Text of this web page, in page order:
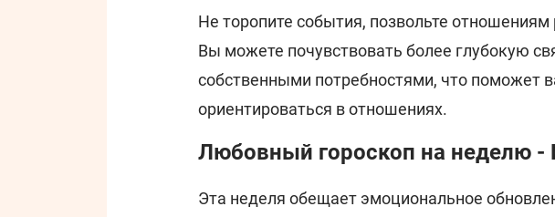
Не торопите события, позвольте отношениям
Вы можете почувствовать более глубокую
собственными потребностями, что поможет
ориентироваться в отношениях.
Любовный гороскоп на неделю -
Эта неделя обещает эмоциональное